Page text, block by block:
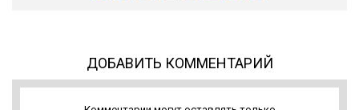
ДОБАВИТЬ КОММЕНТАРИЙ